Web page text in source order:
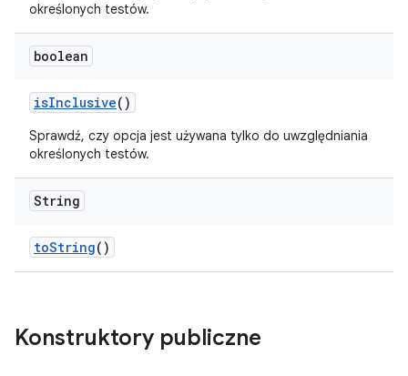
określonych testów.
boolean
isInclusive()
Sprawdź, czy opcja jest używana tylko do uwzględniania
określonych testów.
String
toString()
Konstruktory publiczne